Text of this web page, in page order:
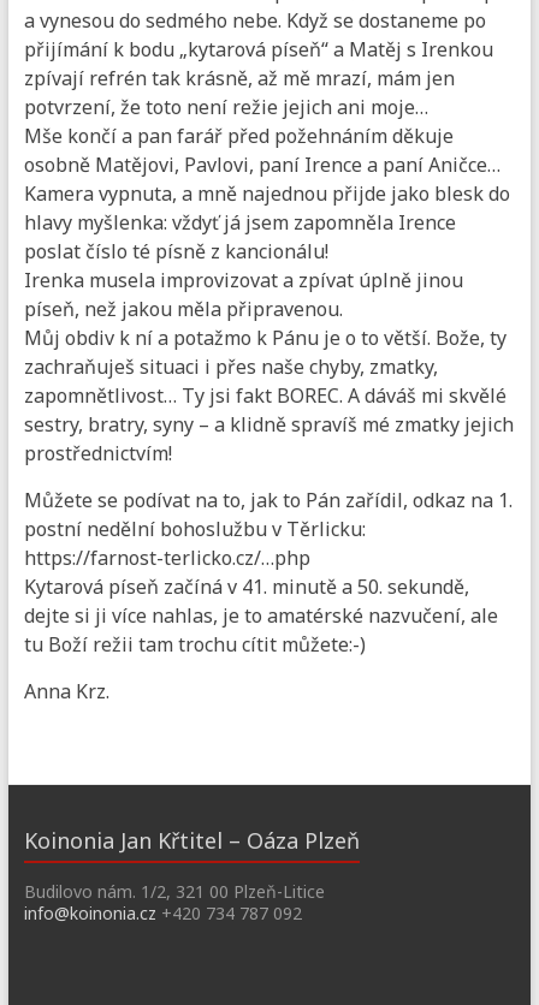
a vynesou do sedmého nebe. Když se dostaneme po
přijímání k bodu „kytarová píseň“ a Matěj s Irenkou
zpívají refrén tak krásně, až mě mrazí, mám jen
potvrzení, že toto není režie jejich ani moje…
Mše končí a pan farář před požehnáním děkuje
osobně Matějovi, Pavlovi, paní Irence a paní Aničce…
Kamera vypnuta, a mně najednou přijde jako blesk do
hlavy myšlenka: vždyť já jsem zapomněla Irence
poslat číslo té písně z kancionálu!
Irenka musela improvizovat a zpívat úplně jinou
píseň, než jakou měla připravenou.
Můj obdiv k ní a potažmo k Pánu je o to větší. Bože, ty
zachraňuješ situaci i přes naše chyby, zmatky,
zapomnětlivost… Ty jsi fakt BOREC. A dáváš mi skvělé
sestry, bratry, syny – a klidně spravíš mé zmatky jejich
prostřednictvím!
Můžete se podívat na to, jak to Pán zařídil, odkaz na 1.
postní nedělní bohoslužbu v Těrlicku:
https://farnost-terlicko.cz/…php
Kytarová píseň začíná v 41. minutě a 50. sekundě,
dejte si ji více nahlas, je to amatérské nazvučení, ale
tu Boží režii tam trochu cítit můžete:-)
Anna Krz.
Koinonia Jan Křtitel – Oáza Plzeň
Budilovo nám. 1/2, 321 00 Plzeň-Litice
info@koinonia.cz +420 734 787 092